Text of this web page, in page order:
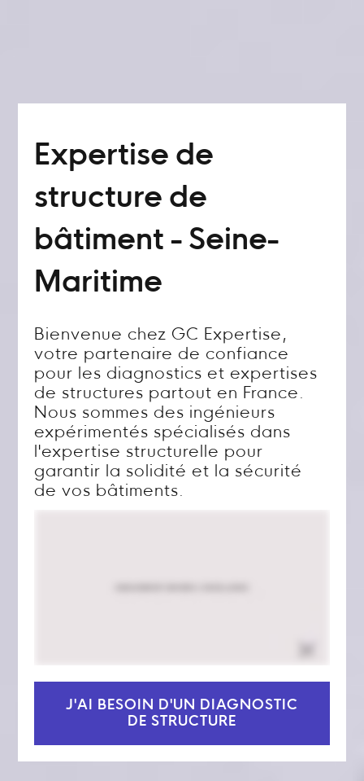
Expertise de
structure de
bâtiment - Seine-
Maritime
Bienvenue chez GC Expertise,
votre partenaire de confiance
pour les diagnostics et expertises
de structures partout en France.
Nous sommes des ingénieurs
expérimentés spécialisés dans
l'expertise structurelle pour
garantir la solidité et la sécurité
de vos bâtiments.
J'AI BESOIN D'UN DIAGNOSTIC
DE STRUCTURE